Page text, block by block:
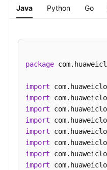
"creation-date"
"enabled" : true,
} ]
Java Python Go
package
import
import
import
import
import
import
import
import